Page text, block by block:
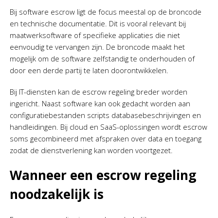
Bij software escrow ligt de focus meestal op de broncode
en technische documentatie. Dit is vooral relevant bij
maatwerksoftware of specifieke applicaties die niet
eenvoudig te vervangen zijn. De broncode maakt het
mogelijk om de software zelfstandig te onderhouden of
door een derde partij te laten doorontwikkelen.
Bij IT-diensten kan de escrow regeling breder worden
ingericht. Naast software kan ook gedacht worden aan
configuratiebestanden scripts databasebeschrijvingen en
handleidingen. Bij cloud en SaaS-oplossingen wordt escrow
soms gecombineerd met afspraken over data en toegang
zodat de dienstverlening kan worden voortgezet.
Wanneer een escrow regeling
noodzakelijk is